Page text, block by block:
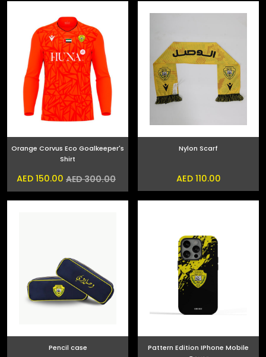
Nylon Scarf
AED 110.00
Orange Corvus Eco Goalkeeper's
Shirt
AED 300.00
Pattern Edition IPhone Mobile
Pencil case